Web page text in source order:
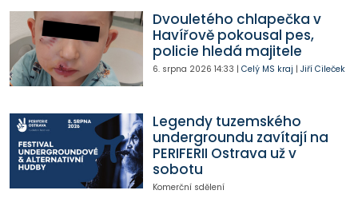
Dvouletého chlapečka v
Havířově pokousal pes,
policie hledá majitele
6. srpna 2026 14:33 | Celý MS kraj | Jiří Cileček
Legendy tuzemského
undergroundu zavítají na
PERIFERII Ostrava už v
sobotu
Komerční sdělení